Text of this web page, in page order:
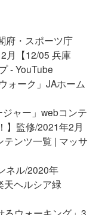
府・スポーツ庁
月【12/05 兵庫
- YouTube
ォーク」JAホーム
ジャー」webコンテ
】監修/2021年2月
ンツ一覧 | マッサ
ネル/2020年
天ヘルシア緑